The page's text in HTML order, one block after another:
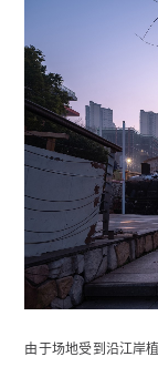
由于场地受到沿江岸